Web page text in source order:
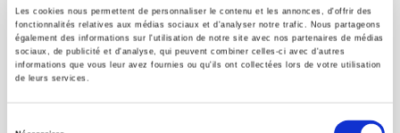
Les cookies nous permettent de personnaliser le contenu et les annonces, d'offrir des
fonctionnalités relatives aux médias sociaux et d'analyser notre trafic. Nous partageons
également des informations sur l'utilisation de notre site avec nos partenaires de médias
sociaux, de publicité et d'analyse, qui peuvent combiner celles-ci avec d'autres
informations que vous leur avez fournies ou qu'ils ont collectées lors de votre utilisation
de leurs services.
CONTACTS
FOREIGN RIGHTS
FOR BOOKSHOPS